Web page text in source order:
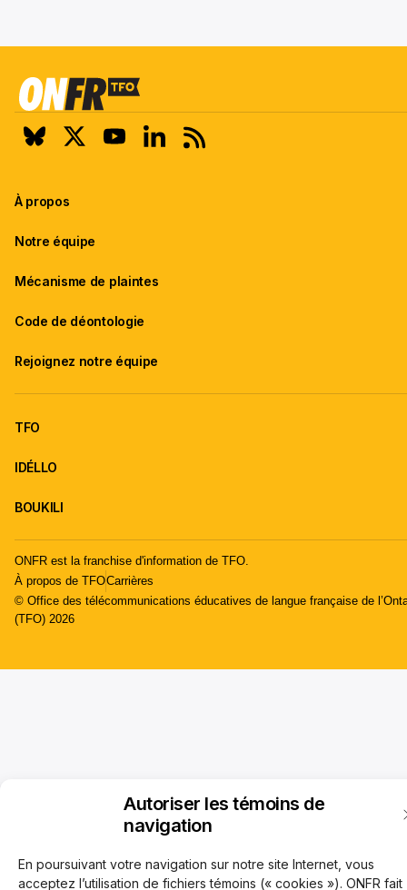
Autoriser les témoins de
navigation
En poursuivant votre navigation sur notre site Internet, vous
acceptez l’utilisation de fichiers témoins (« cookies »). ONFR fait
À propos
Notre équipe
Mécanisme de plaintes
Code de déontologie
Rejoignez notre équipe
TFO
IDÉLLO
BOUKILI
ONFR est la franchise d'information de TFO.
À propos de TFOCarrières
© Office des télécommunications éducatives de langue française de
(TFO) 2026